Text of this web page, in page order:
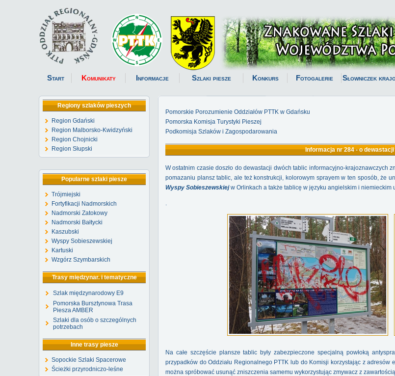
Start Komunikaty Informacje Szlaki piesze Konkurs Fotogalerie Słowniczek
Regiony szlaków pieszych
Region Gdański
Region Malborsko-Kwidzyński
Region Chojnicki
Region Słupski
Popularne szlaki piesze
Trójmiejski
Fortyfikacji Nadmorskich
Nadmorski Zatokowy
Nadmorski Bałtycki
Kaszubski
Wyspy Sobieszewskiej
Kartuski
Wzgórz Szymbarskich
Trasy międzynar. i tematyczne
Szlak międzynarodowy E9
Pomorska Bursztynowa Trasa
Piesza AMBER
Szlaki dla osób o szczególnych
potrzebach
Inne trasy piesze
Sopockie Szlaki Spacerowe
Ścieżki przyrodniczo-leśne
Pomorskie Porozumienie Oddziałów PTTK w Gdańsku
Pomorska Komisja Turystyki Pieszej
Podkomisja Szlaków i Zagospodarowania
Informacja nr 284 - o
W ostatnim czasie doszło do dewastacji dwóch tablic informacyjno-
pomazaniu plansz tablic, ale też konstrukcji, kolorowym sprayem w ten sposób, że
Wyspy Sobieszewskiejw Orlinkach a także tablicę w języku angielskim i niemieckim
.
Na całe szczęście plansze tablic były zabezpieczone specjalną powłoką
przypadków do Oddziału Regionalnego PTTK lub do Komisji korzystając z
można spróbować usunąć zniszczenia samemu wykorzystując zmywacz z